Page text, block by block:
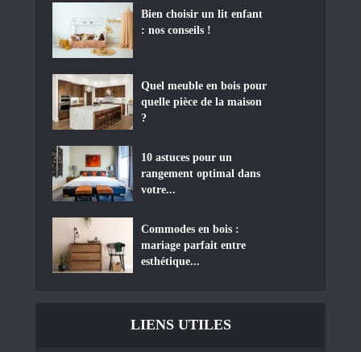
Bien choisir un lit enfant
: nos conseils !
Quel meuble en bois pour
quelle pièce de la maison
?
10 astuces pour un
rangement optimal dans
votre...
Commodes en bois :
mariage parfait entre
esthétique...
LIENS UTILES